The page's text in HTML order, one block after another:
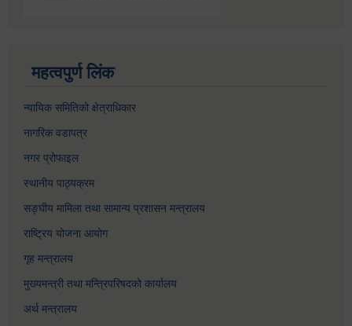
महत्वपुर्ण लिंक
न्यायिक समितिको क्षेत्राधिकार
नागरिक वडापत्र
नगर प्रोफाइल
स्थानीय पाठ्यक्रम
सङ्घीय मामिला तथा सामान्य प्रशासन मन्त्रालय
राष्ट्रिय योजना आयोग
गृह मन्त्रालय
मुख्यमन्त्री तथा मन्त्रिपरिषदको कार्यालय
अर्थ मन्त्रालय